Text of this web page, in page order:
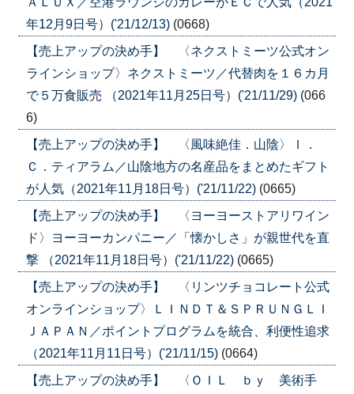
年12月9日号）('21/12/13) (0668)
【売上アップの決め手】 〈ネクストミーツ公式オン
ラインショップ〉ネクストミーツ／代替肉を１６カ月
で５万食販売 （2021年11月25日号）('21/11/29) (066
6)
【売上アップの決め手】 〈風味絶佳．山陰〉Ｉ．
Ｃ．ティアラム／山陰地方の名産品をまとめたギフト
が人気（2021年11月18日号）('21/11/22) (0665)
【売上アップの決め手】 〈ヨーヨーストアリワイン
ド〉ヨーヨーカンパニー／「懐かしさ」が親世代を直
撃 （2021年11月18日号）('21/11/22) (0665)
【売上アップの決め手】 〈リンツチョコレート公式
オンラインショップ〉ＬＩＮＤＴ＆ＳＰＲＵＮＧＬＩ
ＪＡＰＡＮ／ポイントプログラムを統合、利便性追求
（2021年11月11日号）('21/11/15) (0664)
【売上アップの決め手】 〈ＯＩＬ ｂｙ 美術手